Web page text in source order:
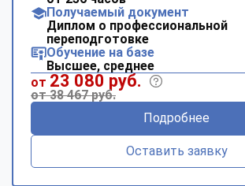
Получаемый документ
Диплом о профессиональной
переподготовке
Обучение на базе
Высшее, среднее
от 23 080 руб.
от 38 467 руб.
Подробнее
Оставить заявку